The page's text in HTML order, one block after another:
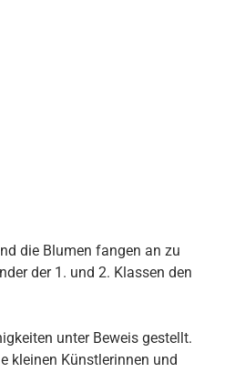
die Blumen fangen an zu
der 1. und 2. Klassen den
unter Beweis gestellt.
kleinen Künstlerinnen und